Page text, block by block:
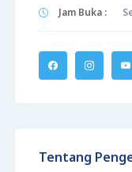
Jam Buka :
Tentang